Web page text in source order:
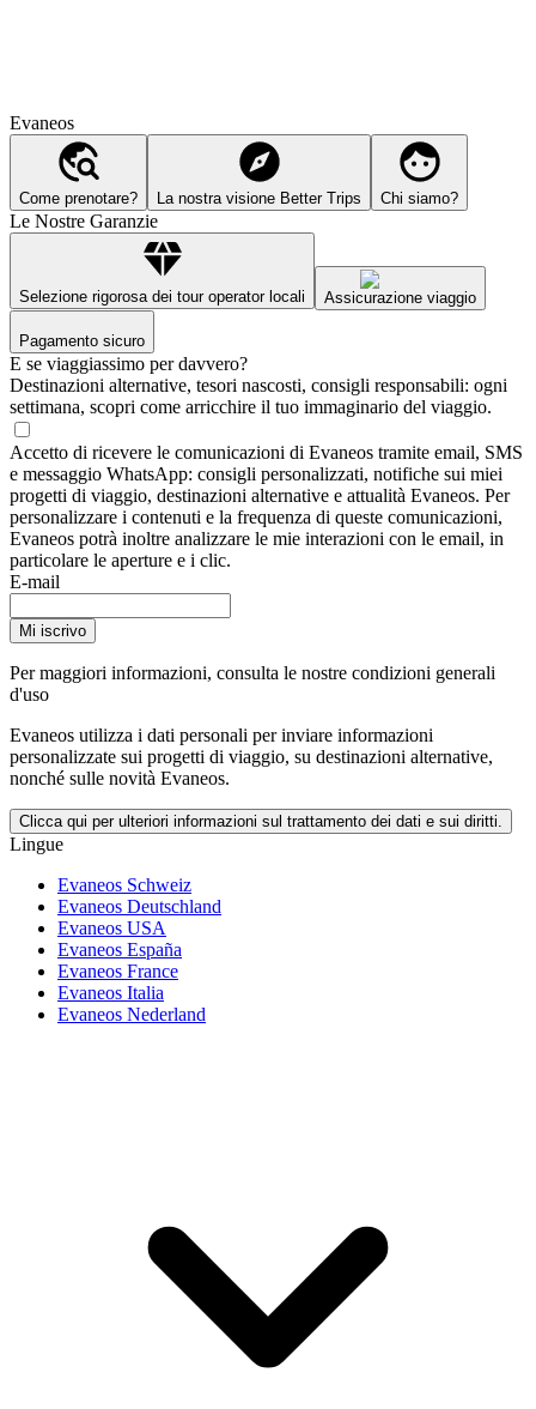
Evaneos
Come prenotare? La nostra visione Better Trips Chi siamo?
Le Nostre Garanzie
Selezione rigorosa dei tour operator locali Assicurazione viaggio
Pagamento sicuro
E se viaggiassimo per davvero?
Destinazioni alternative, tesori nascosti, consigli responsabili: ogni
settimana, scopri come arricchire il tuo immaginario del viaggio.
Accetto di ricevere le comunicazioni di Evaneos tramite email, SMS
e messaggio WhatsApp: consigli personalizzati, notifiche sui miei
progetti di viaggio, destinazioni alternative e attualità Evaneos. Per
personalizzare i contenuti e la frequenza di queste comunicazioni,
Evaneos potrà inoltre analizzare le mie interazioni con le email, in
particolare le aperture e i clic.
E-mail
Mi iscrivo
Per maggiori informazioni, consulta le nostre condizioni generali
d'uso
Evaneos utilizza i dati personali per inviare informazioni
personalizzate sui progetti di viaggio, su destinazioni alternative,
nonché sulle novità Evaneos.
Clicca qui per ulteriori informazioni sul trattamento dei dati e sui diritti.
Lingue
Evaneos Schweiz
Evaneos Deutschland
Evaneos USA
Evaneos España
Evaneos France
Evaneos Italia
Evaneos Nederland